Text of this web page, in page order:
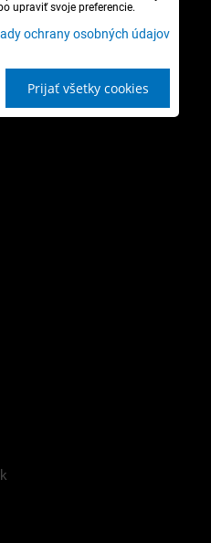
upraviť svoje preferencie.
ochrany osobných údajov
Prijať všetky cookies